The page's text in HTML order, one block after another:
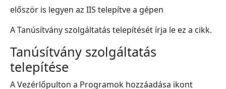
először is legyen az IIS telepítve a gépen
A Tanúsítvány szolgáltatás telepítését írja le ez a cikk.
Tanúsítvány szolgáltatás
telepítése
A Vezérlőpulton a Programok hozzáadása ikont